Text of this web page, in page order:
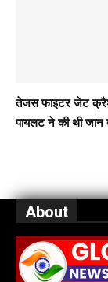
तेजस फाइटर जेट क्रैश:
पायलट ने की थी जान
About